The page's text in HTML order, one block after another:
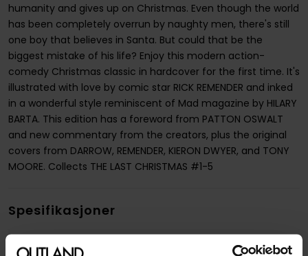
humanity and gives up on Christmas. Even though the world
has been completely overrun by naughty men, there's still
one boy that believes in Santa. But could that be the
biggest mistake of his life? Enjoy this modern action-
comedy Christmas classic in hardcover for the first time. It's
illustrated with love by comic star RICK REMENDER and inked
in a wonderful style reminiscent of Mad magazine by HILARY
BARTA. This edition has a foreword from PATTON OSWALT
and new commentary from the creators, plus the original
covers from DARROW, REMENDER, KIERON DWYER, and TONY
MOORE. Collects THE LAST CHRISTMAS #1-5
Spesifikasjoner